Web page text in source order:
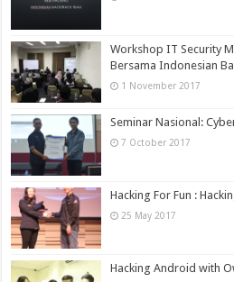
Workshop IT Security
Bersama Indonesian
1 November 2017
Seminar Nasional:
7 October 2017
Hacking For Fun :
25 May 2017
Hacking Android with